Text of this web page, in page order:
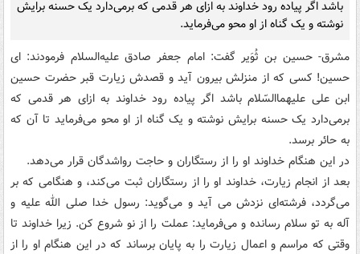
باشد اگر پیاده رود خداوند به ازای هر قدمی که برمی‌‏دارد یک حسنه برایش
نوشته و یک گناه از او محو می‌‏فرماید.
مشرق- حسین بن ثُوَیر گفت: امام جعفر صادق علیه‌السلام فرمودند: ای
حسین! کسی که از منزلش بیرون آید و قصدش زیارت قبر حضرت حسین
ابن علی علیهماالسّلام باشد اگر پیاده رود خداوند به ازای هر قدمی که
برمی‌‏دارد یک حسنه برایش نوشته و یک گناه از او محو می‌‏فرماید تا آن که
به حائر برسد.
در این هنگام خداوند او را از رستگاران و حاجت رواشدگان قرار می‏‌دهد.
بعد از انجام زیارت، خداوند او را از رستگاران ثبت می‌کند، و هنگامی که بر
می‌گردد، فرشته‌ای نزدش می آید و می‌گوید: رسول خدا صلی الله علیه و
آله به تو سلام رسانده و می‌فرماید: عملت را از نو شروع کن. زیرا خداوند تا
وقتی که مراسم و اعمال زیارت را به پایان برساند که در این هنگام او را از